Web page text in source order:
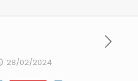
28/02/2024